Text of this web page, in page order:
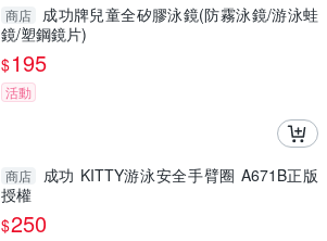
商店
成功牌兒童全矽膠泳鏡(防霧泳鏡/游泳蛙
鏡/塑鋼鏡片)
$195
活動
商店
成功 KITTY游泳安全手臂圈 A671B正版
授權
$250